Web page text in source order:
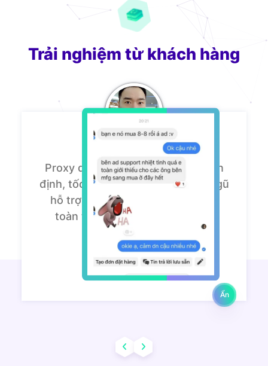
Trải nghiệm từ khách hàng
Proxy dân cư của ZingProxy rất ổn
định, tốc độ nhanh. Đặc biệt, đội ngũ
hỗ trợ luôn nhiệt tình. Mình hoàn
toàn tin tưởng sử dụng lâu dài!
Trần Minh Khang
Digital Marketing:
Ẩn